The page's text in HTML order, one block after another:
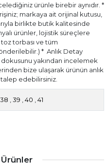
ürünle birebir aynıdır. *
markaya ait orijinal kutusu,
birlikte butik kalitesinde
ürünler, lojistik süreçlere
torbası ve tüm
* ⁠ Anlık Detay
yakından incelemek
bize ulaşarak ürünün anlık
edebilirsiniz.
38 39 40 41